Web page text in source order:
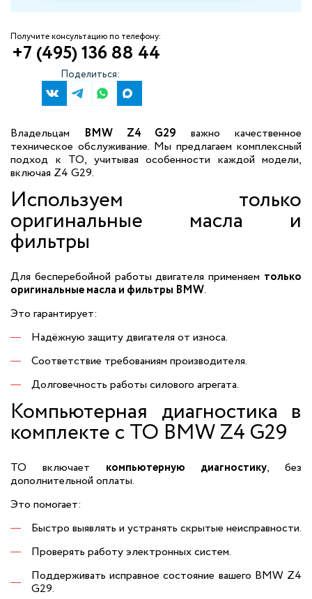
Получите консультацию по телефону:
+7 (495) 136 88 44
Поделиться:
Владельцам BMW Z4 G29 важно качественное
техническое обслуживание. Мы предлагаем комплексный
подход к ТО, учитывая особенности каждой модели,
включая Z4 G29.
Используем только
оригинальные масла и
фильтры
Для бесперебойной работы двигателя применяем только
оригинальные масла и фильтры BMW.
Это гарантирует:
Надёжную защиту двигателя от износа.
Соответствие требованиям производителя.
Долговечность работы силового агрегата.
Компьютерная диагностика в
комплекте с ТО BMW Z4 G29
ТО включает компьютерную диагностику, без
дополнительной оплаты.
Это помогает:
Быстро выявлять и устранять скрытые неисправности.
Проверять работу электронных систем.
Поддерживать исправное состояние вашего BMW Z4
G29.